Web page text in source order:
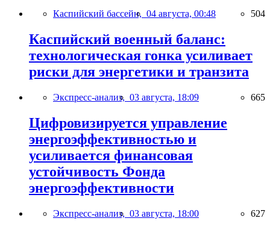
Каспийский бассейн, 04 августа, 00:48 504
Каспийский военный баланс:
технологическая гонка усиливает
риски для энергетики и транзита
Экспресс-анализ, 03 августа, 18:09 665
Цифровизируется управление
энергоэффективностью и
усиливается финансовая
устойчивость Фонда
энергоэффективности
Экспресс-анализ, 03 августа, 18:00 627